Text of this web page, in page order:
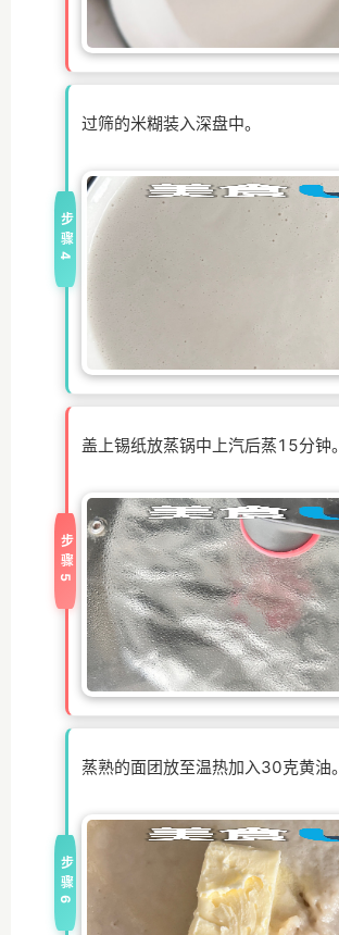
过筛的米糊装入深盘中。
步骤4
盖上锡纸放蒸锅中上汽后蒸15分钟。
步骤5
蒸熟的面团放至温热加入30克黄油。
步骤6